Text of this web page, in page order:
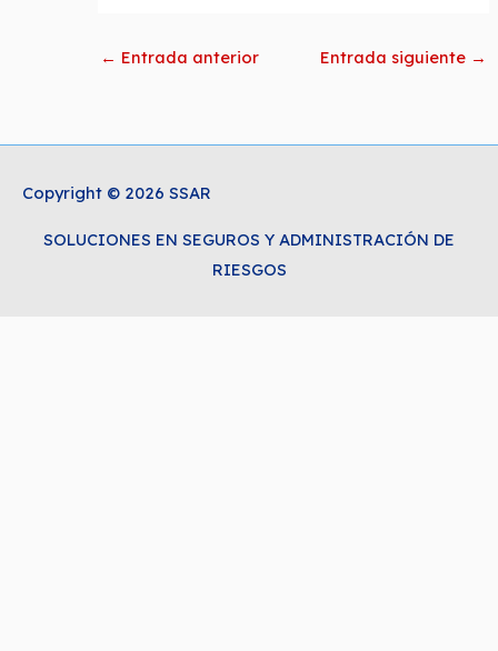
← Entrada anterior Entrada siguiente →
Copyright © 2026 SSAR
SOLUCIONES EN SEGUROS Y ADMINISTRACIÓN DE
RIESGOS